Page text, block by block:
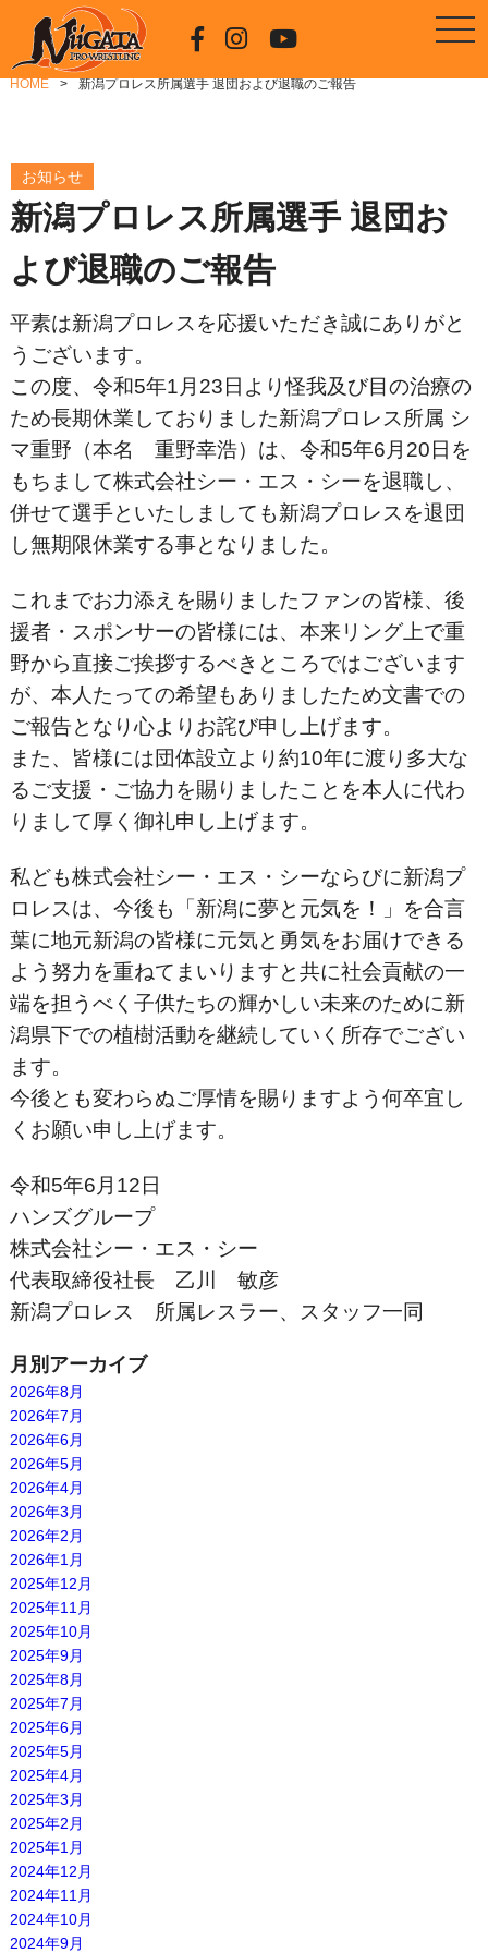
HOME 新潟プロレス所属選手 退団および退職のご報告
お知らせ
新潟プロレス所属選手 退団お
よび退職のご報告
平素は新潟プロレスを応援いただき誠にありがと
うございます。
この度、令和5年1月23日より怪我及び目の治療の
ため長期休業しておりました新潟プロレス所属 シ
マ重野（本名 重野幸浩）は、令和5年6月20日を
もちまして株式会社シー・エス・シーを退職し、
併せて選手といたしましても新潟プロレスを退団
し無期限休業する事となりました。
これまでお力添えを賜りましたファンの皆様、後
援者・スポンサーの皆様には、本来リング上で重
野から直接ご挨拶するべきところではございます
が、本人たっての希望もありましたため文書での
ご報告となり心よりお詫び申し上げます。
また、皆様には団体設立より約10年に渡り多大な
るご支援・ご協力を賜りましたことを本人に代わ
りまして厚く御礼申し上げます。
私ども株式会社シー・エス・シーならびに新潟プ
ロレスは、今後も「新潟に夢と元気を！」を合言
葉に地元新潟の皆様に元気と勇気をお届けできる
よう努力を重ねてまいりますと共に社会貢献の一
端を担うべく子供たちの輝かしい未来のために新
潟県下での植樹活動を継続していく所存でござい
ます。
今後とも変わらぬご厚情を賜りますよう何卒宜し
くお願い申し上げます。
令和5年6月12日
ハンズグループ
株式会社シー・エス・シー
代表取締役社長 乙川 敏彦
新潟プロレス 所属レスラー、スタッフ一同
月別アーカイブ
2026年8月
2026年7月
2026年6月
2026年5月
2026年4月
2026年3月
2026年2月
2026年1月
2025年12月
2025年11月
2025年10月
2025年9月
2025年8月
2025年7月
2025年6月
2025年5月
2025年4月
2025年3月
2025年2月
2025年1月
2024年12月
2024年11月
2024年10月
2024年9月